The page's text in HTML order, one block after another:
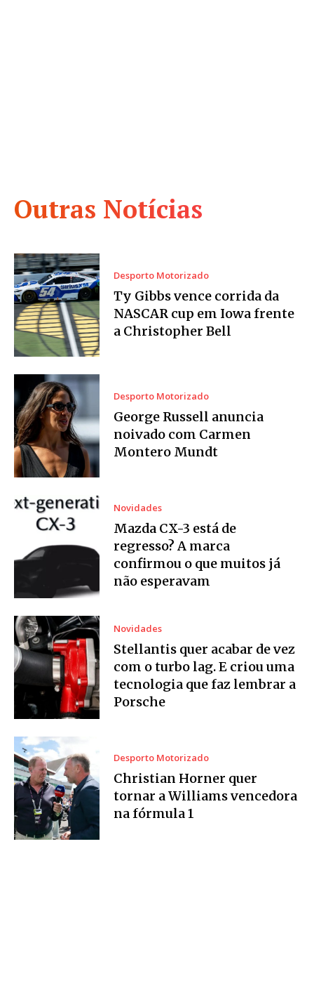
Outras Notícias
Desporto Motorizado
Ty Gibbs vence corrida da
NASCAR cup em Iowa frente
a Christopher Bell
Desporto Motorizado
George Russell anuncia
noivado com Carmen
Montero Mundt
Novidades
Mazda CX-3 está de
regresso? A marca
confirmou o que muitos já
não esperavam
Novidades
Stellantis quer acabar de vez
com o turbo lag. E criou uma
tecnologia que faz lembrar a
Porsche
Desporto Motorizado
Christian Horner quer
tornar a Williams vencedora
na fórmula 1